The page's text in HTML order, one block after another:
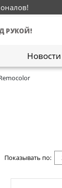
РУКОЙ!
Новости
Показывать по: